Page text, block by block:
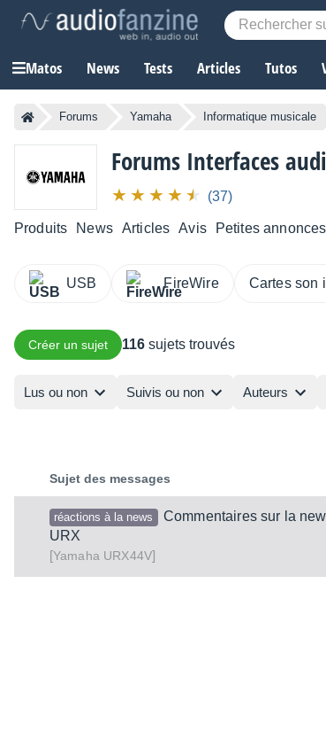
Matos News Tests Articles Tutos
Forums Yamaha Informatique musicale
Forums Interfaces
(37)
Produits News Articles Avis Petites annonces
USB FireWire Cartes son
Créer un sujet 116 sujets trouvés
Lus ou non Suivis ou non Auteurs
Sujet des messages
réactions à la news
Commentaires sur la
URX
[Yamaha URX44V]